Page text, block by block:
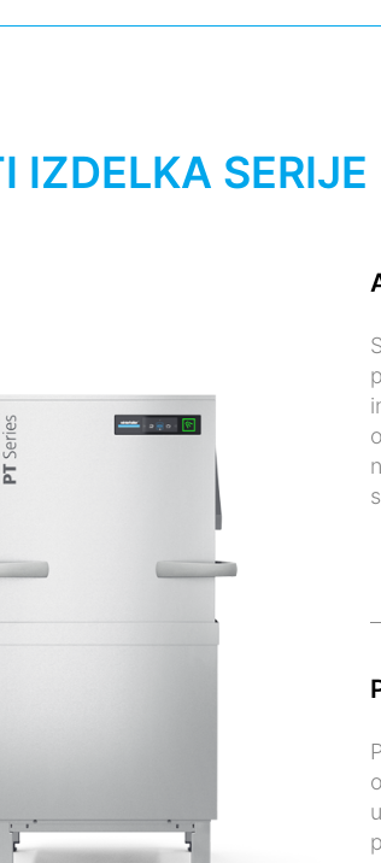
IZDELKA SERIJE